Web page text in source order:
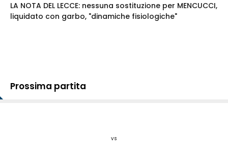
LA NOTA DEL LECCE: nessuna sostituzione per MENCUCCI,
liquidato con garbo, "dinamiche fisiologiche"
Prossima partita
vs